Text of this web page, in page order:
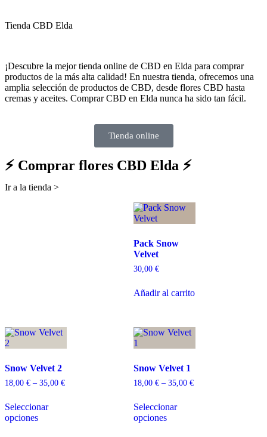
Tienda CBD Elda
¡Descubre la mejor tienda online de CBD en Elda para comprar
productos de la más alta calidad! En nuestra tienda, ofrecemos una
amplia selección de productos de CBD, desde flores CBD hasta
cremas y aceites. Comprar CBD en Elda nunca ha sido tan fácil.
Tienda online
⚡ Comprar flores CBD Elda ⚡
Ir a la tienda >
Pack Snow
Velvet
30,00 €
Añadir al carrito
Snow Velvet 2
18,00 € – 35,00 €
Seleccionar
opciones
Snow Velvet 1
18,00 € – 35,00 €
Seleccionar
opciones